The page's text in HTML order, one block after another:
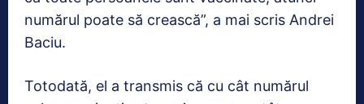
numărul poate să crească”, a mai scris Andrei
Baciu.
Totodată, el a transmis că cu cât numărul